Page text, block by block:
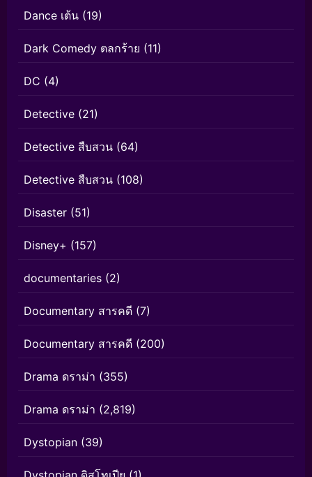
Dance เต้น (19)
Dark Comedy ตลกร้าย (11)
DC (4)
Detective (21)
Detective สืบสวน (64)
Detective สืบสวน (108)
Disaster (51)
Disney+ (157)
documentaries (2)
Documentary สารคดี (7)
Documentary สารคดี (200)
Drama ดราม่า (355)
Drama ดราม่า (2,819)
Dystopian (39)